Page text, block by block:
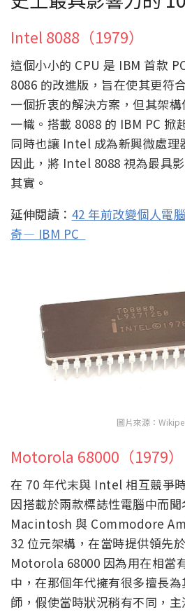
Intel 8088（1979）
這個小小的 CPU 是 IBM 首款
8086 的改進版，旨在使其更符
一個折衷的解決方案，但其架
一幟。搭載 8088 的 IBM PC 掀
同時也讓 Intel 成為新興微處理
因此，將 Intel 8088 視為最具
其實。
延伸閱讀： 42 年前改變個人電
奇— IBM PC
圖片來源：
Motorola 68000（1979）
在 70 年代末與 Intel 相互競爭
因搭載於兩款標誌性電腦中而
Macintosh 與 Commodore
32 位元架構，在當時提供領先
Motorola 68000 因為用在相當
中，在那個年代擁有很多擅長
師，假使當時狀況稍有不同，